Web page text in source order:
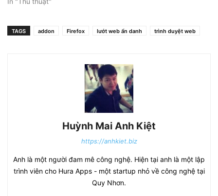
TAGS addon Firefox lướt web ẩn danh trình duyệt web
Huỳnh Mai Anh Kiệt
https://anhkiet.biz
Anh là một người đam mê công nghệ. Hiện tại anh là một lập
trình viên cho Hura Apps - một startup nhỏ về công nghệ tại
Quy Nhơn.